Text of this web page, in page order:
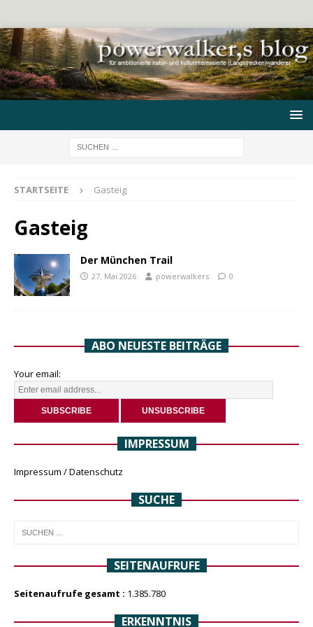
STARTSEITE Gasteig
Gasteig
Der München Trail
27. Mai 2026 powerwalkers 0
ABO NEUESTE BEITRÄGE
Your email:
IMPRESSUM
Impressum / Datenschutz
SUCHE
SEITENAUFRUFE
Seitenaufrufe gesamt : 1.385.780
ERKENNTNIS